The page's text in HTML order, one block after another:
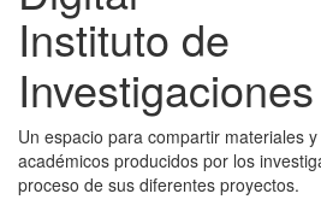
Instituto de
Un espacio para compartir materiales
académicos producidos por los
proceso de sus diferentes proyectos.